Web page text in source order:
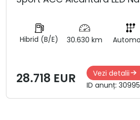
Hibrid (B/E) 30.630 km
28.718 EUR
Vezi detalii
ID anunț: